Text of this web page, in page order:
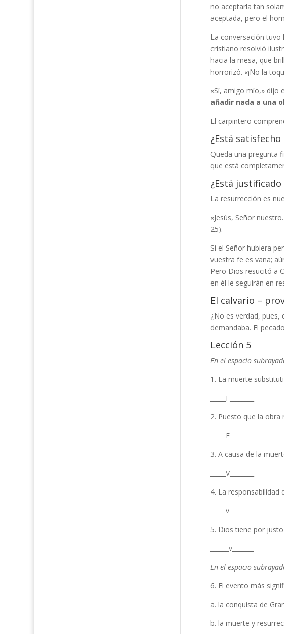
no aceptarla tan
aceptada, pero el
La conversación tuvo
cristiano resolvió
hacia la mesa, que
horrorizó. «¡No la
«Sí, amigo mío,» dijo
añadir nada a una
El carpintero
¿Está
Queda una pregunta
que está
¿Está
La resurrección es
«Jesús, Señor
25).
Si el Señor hubiera
vuestra fe es vana;
Pero Dios resucitó a
en él le seguirán en
El calvario –
¿No es verdad, pues,
demandaba. El
Lección 5
En el espacio
1. La muerte
_____F________
2. Puesto que la
_____F________
3. A causa de la
_____V________
4. La responsabilidad
_____v________
5. Dios tiene por
______v_______
En el espacio
6. El evento más
a. la conquista de
b. la muerte y